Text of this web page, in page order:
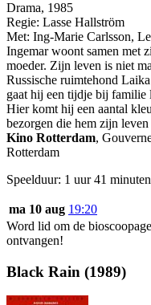
Drama, 1985
Regie: Lasse Hallström
Met: Ing-Marie Carlsson,
Ingemar woont samen met
moeder. Zijn leven is niet
Russische ruimtehond
gaat hij een tijdje bij familie
Hier komt hij een aantal
bezorgen die hem zijn
Kino Rotterdam,
Rotterdam
Speelduur: 1 uur 41 minuten
ma 10 aug 19:20
Word lid om de
ontvangen!
Black Rain (1989)